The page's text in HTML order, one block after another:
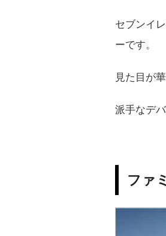
セブンイ
ーです。
見た目が
派手なデ
ファ